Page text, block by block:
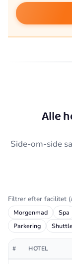
Alle
Side-om-side
Filtrer efter facilitet
Morgenmad
Spa
Parkering
# HOTEL